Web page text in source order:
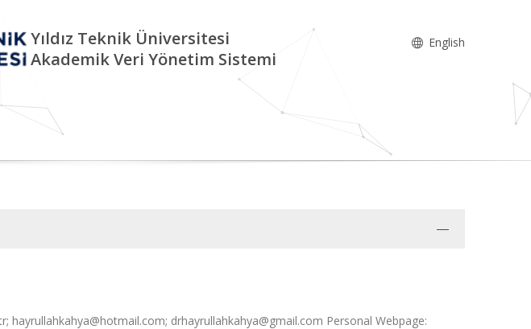
Yıldız Teknik Üniversitesi
Akademik Veri Yönetim Sistemi
English
hayrullahkahya@hotmail.com; drhayrullahkahya@gmail.com Personal Webpage: